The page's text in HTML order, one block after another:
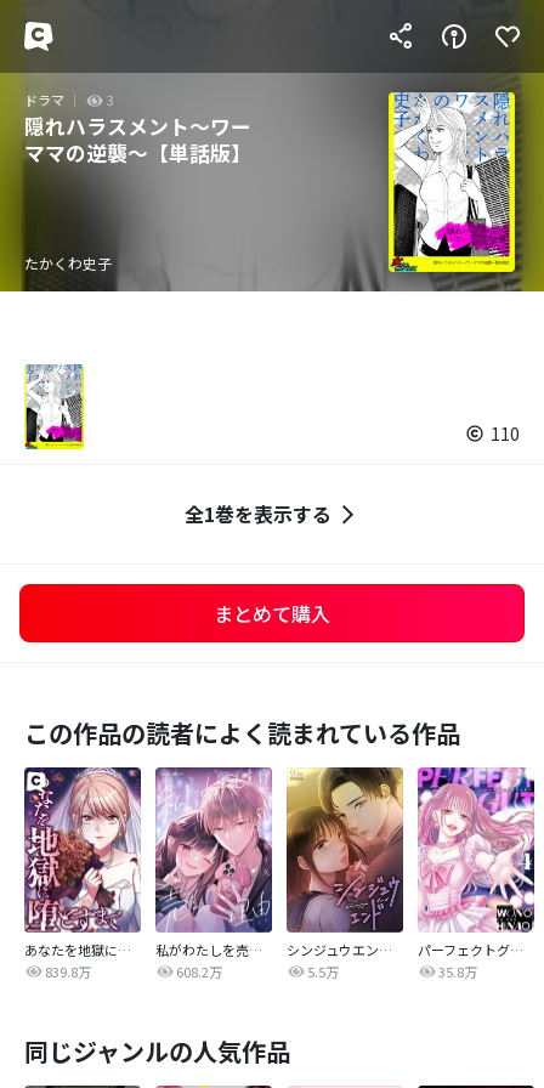
ドラマ 3
隠れハラスメント～ワー
ママの逆襲～【単話版】
たかくわ史子
110
全1巻を表示する
まとめて購入
この作品の読者によく読まれている作品
あなたを地獄に堕とすまで
839.8万
私がわたしを売る理由
608.2万
シンジュウエンド【タテヨミ】
5.5万
パーフェクトグリッター
35.8万
同じジャンルの人気作品